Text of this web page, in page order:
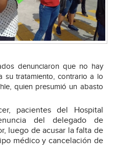
denunciaron que no hay
su tratamiento, contrario a lo
quien presumió un abasto
pacientes del Hospital
del delegado de
luego de acusar la falta de
médico y cancelación de